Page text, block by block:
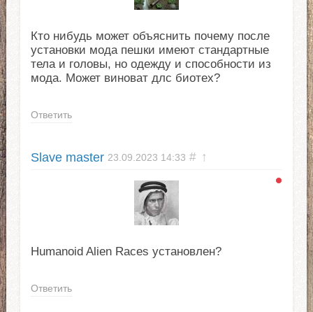
Кто нибудь может объяснить почему после
установки мода пешки имеют стандартные
тела и головы, но одежду и способности из
мода. Может виноват длс биотех?
Ответить
Slave master 23.09.2023 14:33 # ↑
Humanoid Alien Races установлен?
Ответить